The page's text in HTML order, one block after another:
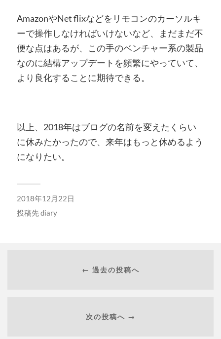
AmazonやNet flixなどをリモコンのカーソルキ
ーで操作しなければいけないなど、まだまだ不
便な点はあるが、この手のベンチャー系の製品
なのに結構アップデートを頻繁にやっていて、
より良化することに期待できる。
以上、2018年はブログの名前を変えたくらい
に休みたかったので、来年はもっと休めるよう
になりたい。
2018年12月22日
投稿先diary
← 過去の投稿へ
次の投稿へ →